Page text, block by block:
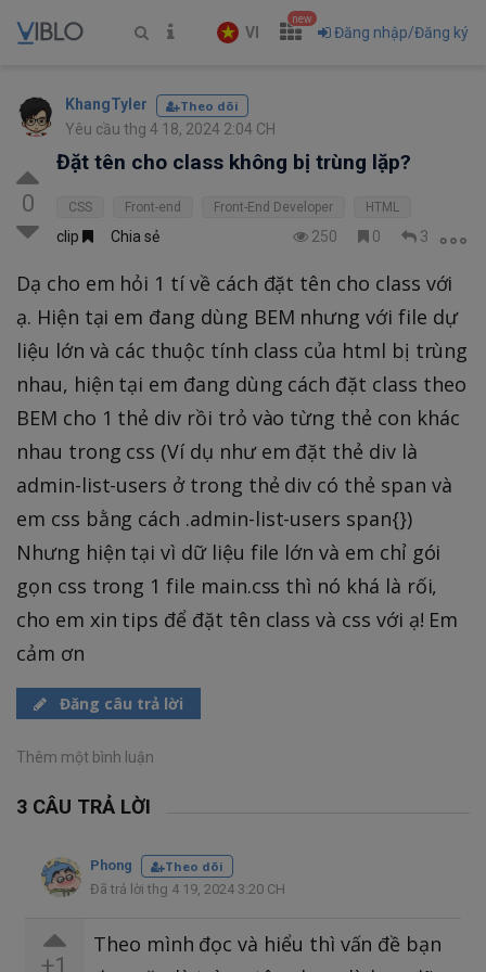
VI
new
Đăng nhập/Đăng ký
KhangTyler Theo dõi
Yêu cầu thg 4 18, 2024 2:04 CH
0
Đặt tên cho class không bị trùng lặp?
CSS Front-end Front-End Developer HTML
clip Chia sẻ 250 0 3
Dạ cho em hỏi 1 tí về cách đặt tên cho class với
ạ. Hiện tại em đang dùng BEM nhưng với file dự
liệu lớn và các thuộc tính class của html bị trùng
nhau, hiện tại em đang dùng cách đặt class theo
BEM cho 1 thẻ div rồi trỏ vào từng thẻ con khác
nhau trong css (Ví dụ như em đặt thẻ div là
admin-list-users ở trong thẻ div có thẻ span và
em css bằng cách .admin-list-users span{})
Nhưng hiện tại vì dữ liệu file lớn và em chỉ gói
gọn css trong 1 file main.css thì nó khá là rối,
cho em xin tips để đặt tên class và css với ạ! Em
cảm ơn
Đăng câu trả lời
Thêm một bình luận
3 CÂU TRẢ LỜI
Phong
Theo dõi
Đã trả lời thg 4 19, 2024 3:20 CH
+1
Theo mình đọc và hiểu thì vấn đề bạn